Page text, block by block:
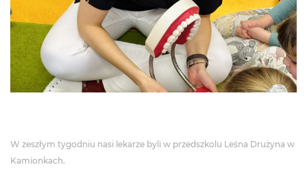
W zeszłym tygodniu nasi lekarze byli w przedszkolu Leśna Drużyna w
Kamionkach.